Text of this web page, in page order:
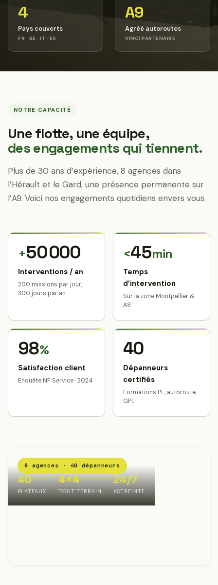
4
Pays couverts
FR · BE · IT · ES
A9
Agréé autoroutes
VINCI PARTENAIRE
NOTRE CAPACITÉ
Une flotte, une équipe,
des engagements qui tiennent.
Plus de 30 ans d’expérience, 8 agences dans
l’Hérault et le Gard, une présence permanente sur
l’A9. Voici nos engagements quotidiens envers vous.
+50 000
Interventions / an
200 missions par jour,
300 jours par an
<45min
Temps
d’intervention
Sur la zone Montpellier &
A9
98%
Satisfaction client
Enquête NF Service · 2024
40
Dépanneurs
certifiés
Formations PL, autoroute,
GPL
8 agences · 40 dépanneurs
40
PLATEAUX
4×4
TOUT TERRAIN
24/7
ASTREINTE